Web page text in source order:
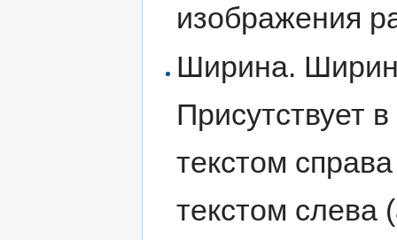
изображения
Ширина.
Присутствует
текстом
текстом слева